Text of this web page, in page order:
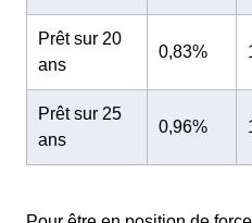
Prêt sur 20
ans
0,83%
Prêt sur 25
ans
0,96%